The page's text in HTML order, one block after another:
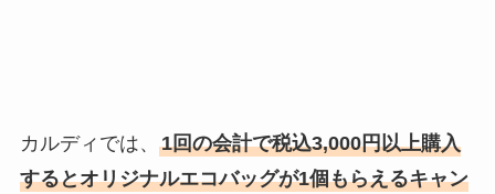
カルディでは、 1回の会計で税込3,000円以上購入
するとオリジナルエコバッグが1個もらえるキャン